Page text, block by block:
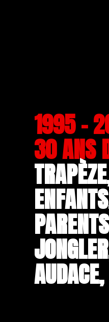
1995 -
30 ANS